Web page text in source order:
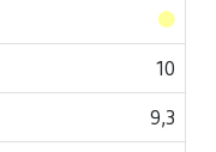
10
9,3